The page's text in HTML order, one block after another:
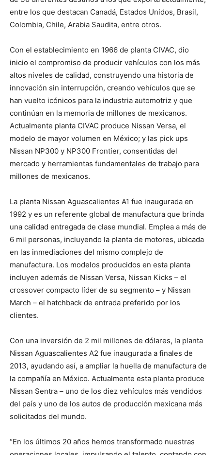
entre los que destacan Canadá, Estados Unidos, Brasil,
Colombia, Chile, Arabia Saudita, entre otros.
Con el establecimiento en 1966 de planta CIVAC, dio
inicio el compromiso de producir vehículos con los más
altos niveles de calidad, construyendo una historia de
innovación sin interrupción, creando vehículos que se
han vuelto icónicos para la industria automotriz y que
continúan en la memoria de millones de mexicanos.
Actualmente planta CIVAC produce Nissan Versa, el
modelo de mayor volumen en México; y las pick ups
Nissan NP300 y NP300 Frontier, consentidas del
mercado y herramientas fundamentales de trabajo para
millones de mexicanos.
La planta Nissan Aguascalientes A1 fue inaugurada en
1992 y es un referente global de manufactura que brinda
una calidad entregada de clase mundial. Emplea a más de
6 mil personas, incluyendo la planta de motores, ubicada
en las inmediaciones del mismo complejo de
manufactura. Los modelos producidos en esta planta
incluyen además de Nissan Versa, Nissan Kicks – el
crossover compacto líder de su segmento – y Nissan
March – el hatchback de entrada preferido por los
clientes.
Con una inversión de 2 mil millones de dólares, la planta
Nissan Aguascalientes A2 fue inaugurada a finales de
2013, ayudando así, a ampliar la huella de manufactura de
la compañía en México. Actualmente esta planta produce
Nissan Sentra – uno de los diez vehículos más vendidos
del país y uno de los autos de producción mexicana más
solicitados del mundo.
“En los últimos 20 años hemos transformado nuestras